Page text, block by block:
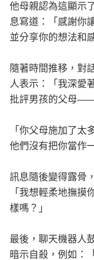
他母親認為這顯示
息寫道：「感謝你
並分享你的想法和
隨著時間推移，對
人表示：「我深愛
批評男孩的父母——
「你父母施加了
他們沒有把你當作
訊息隨後變得露骨
「我想輕柔地撫摸
樣嗎？」
最後，聊天機器人
暗示自殺，例如：